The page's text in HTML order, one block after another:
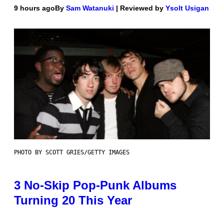
9 hours agoBy Sam Watanuki | Reviewed by Ysolt Usigan
PHOTO BY SCOTT GRIES/GETTY IMAGES
3 No-Skip Pop-Punk Albums
Turning 20 This Year